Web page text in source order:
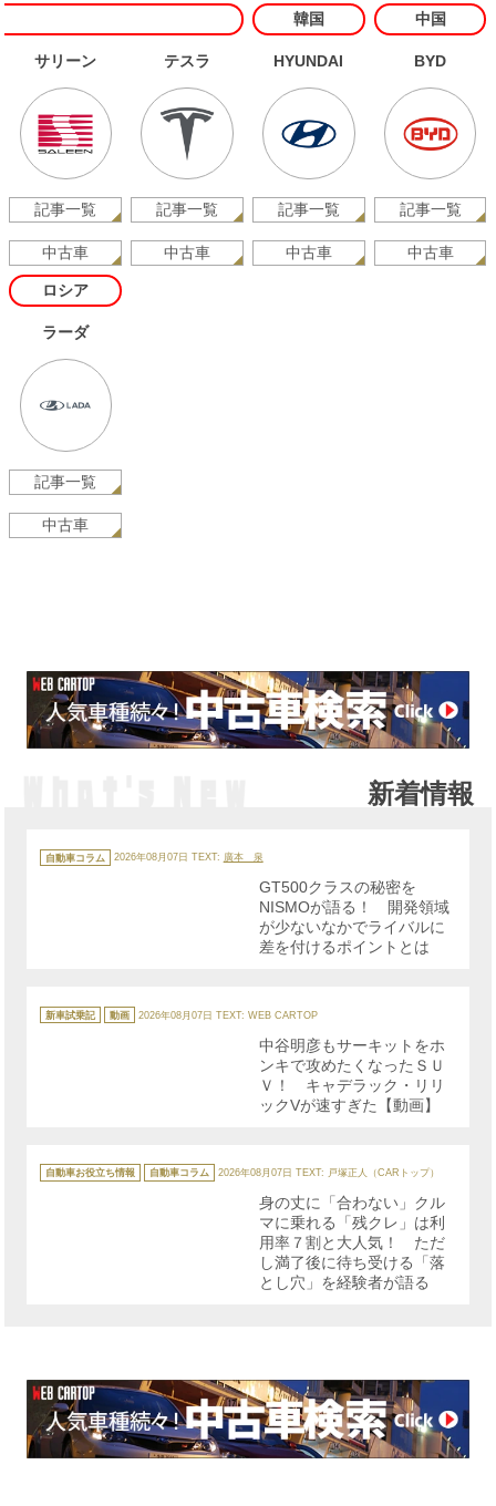
サリーン
記事一覧
中古車
テスラ
記事一覧
中古車
韓国
HYUNDAI
記事一覧
中古車
中国
BYD
記事一覧
中古車
ロシア
ラーダ
記事一覧
中古車
新着情報
テ
ゴ
自動車コラム 2026年08月07日 TEXT: 廣本 泉
GT500クラスの秘密を
NISMOが語る！ 開発領域
が少ないなかでライバルに
差を付けるポイントとは
テ
ゴ
新車試乗記 動画 2026年08月07日 TEXT: WEB CARTOP
中谷明彦もサーキットをホ
ンキで攻めたくなったＳＵ
Ｖ！ キャデラック・リリ
ックVが速すぎた【動画】
カ
テ
ゴ
自動車お役立ち情報 自動車コラム 2026年08月07日 TEXT: 戸塚正人（CARトップ）
身の丈に「合わない」クル
マに乗れる「残クレ」は利
用率７割と大人気！ ただ
し満了後に待ち受ける「落
とし穴」を経験者が語る